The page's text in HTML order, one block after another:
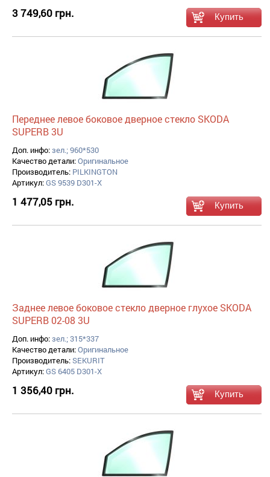
3 749,60 грн.
Переднее левое боковое дверное стекло SKODA
SUPERB 3U
Доп. инфо:зел.; 960*530
Качество детали:Оригинальное
Производитель: PILKINGTON
Артикул:GS 9539 D301-X
1 477,05 грн.
Заднее левое боковое стекло дверное глухое SKODA
SUPERB 02-08 3U
Доп. инфо:зел.; 315*337
Качество детали:Оригинальное
Производитель:SEKURIT
Артикул:GS 6405 D301-X
1 356,40 грн.